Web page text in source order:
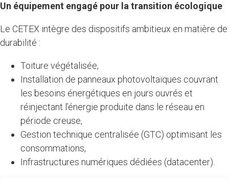
Un équipement engagé pour la transition écologique
Le CETEX intègre des dispositifs ambitieux en matière de
durabilité :
Toiture végétalisée,
Installation de panneaux photovoltaïques couvrant
les besoins énergétiques en jours ouvrés et
réinjectant l’énergie produite dans le réseau en
période creuse,
Gestion technique centralisée (GTC) optimisant les
consommations,
Infrastructures numériques dédiées (datacenter).